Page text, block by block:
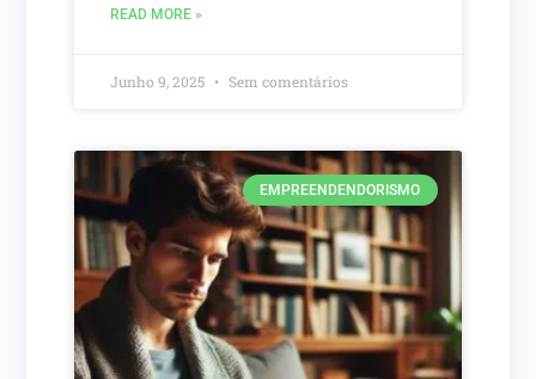
READ MORE »
Junho 9, 2025 Sem comentários
EMPREENDENDORISMO